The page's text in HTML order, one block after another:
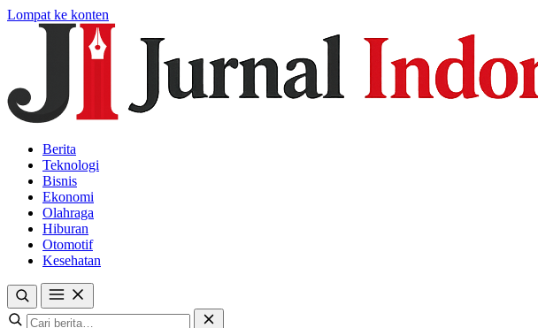
Lompat ke konten
Berita
Teknologi
Bisnis
Ekonomi
Olahraga
Hiburan
Otomotif
Kesehatan